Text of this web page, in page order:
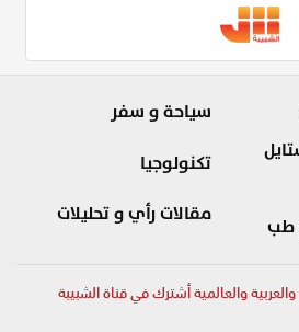
طب
سياحة و سفر
تكنولوجيا
مقالات رأي و تحليلات
والعربية والعالمية أشترك في قناة الشبيبة